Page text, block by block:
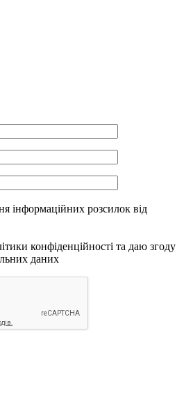
інформаційних розсилок від
конфіденційності та даю згоду
даних